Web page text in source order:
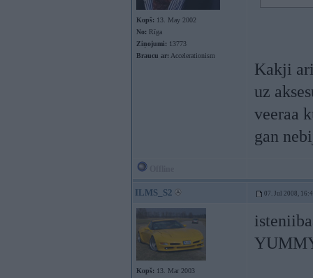
Kopš: 13. May 2002
No: Rīga
Ziņojumi: 13773
Braucu ar: Accelerationism
Kakji
uz
veeraa
gan
ILMS_S2 07. Jul 2008,
Kopš: 13. Mar 2003